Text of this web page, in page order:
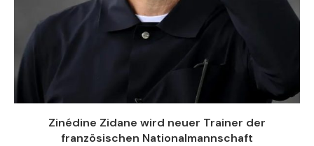
Zinédine Zidane wird neuer Trainer der
französischen Nationalmannschaft